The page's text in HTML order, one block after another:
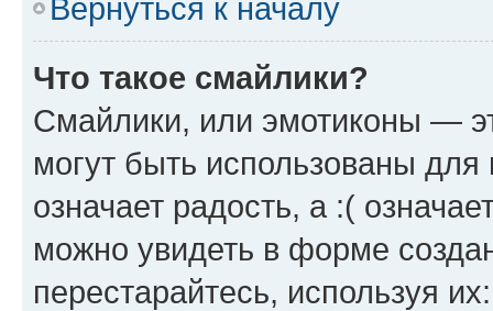
Вернуться к началу
Что такое смайлики?
Смайлики, или эмотиконы —
могут быть использованы
означает радость, а :(
можно увидеть в форме
перестарайтесь, используя